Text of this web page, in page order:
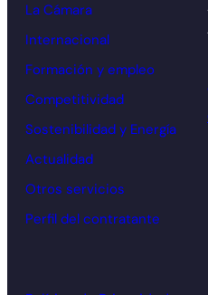
La Cámara
Internacional
Formación y empleo
Competitividad
Sostenibilidad y Energía
Actualidad
Otros servicios
Perfil del contratante